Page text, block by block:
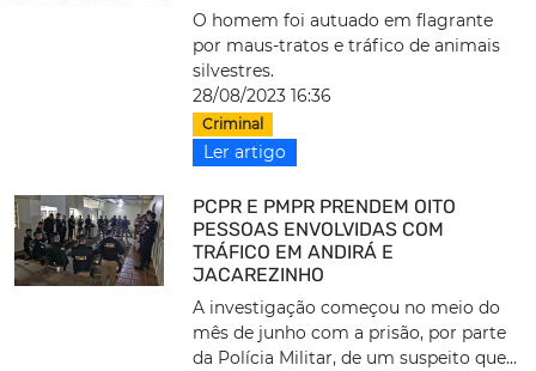
O homem foi autuado em flagrante
por maus-tratos e tráfico de animais
silvestres.
28/08/2023 16:36
Criminal
Ler artigo
PCPR E PMPR PRENDEM OITO
PESSOAS ENVOLVIDAS COM
TRÁFICO EM ANDIRÁ E
JACAREZINHO
A investigação começou no meio do
mês de junho com a prisão, por parte
da Polícia Militar, de um suspeito que...